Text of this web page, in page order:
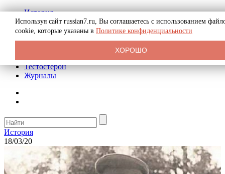
История
Биография
Криминал
Реклама на сайте
Тестостерон
Журналы
История
18/03/20
Используя сайт russian7.ru, Вы соглашаетесь с использованием
cookie, которые указаны в Политике конфиденциальности
ХОРОШО